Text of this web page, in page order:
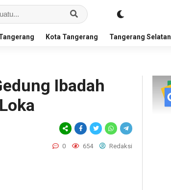
Kota Tangerang Tangerang Selatan
Ibadah
0 654 Redaksi